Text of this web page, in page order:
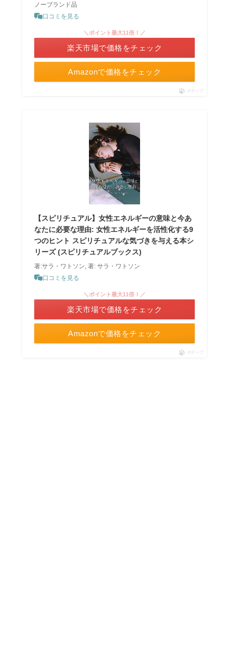
ノーブランド品
口コミを見る
Amazonで価格をチェック
＼ポイント最大11倍！／
楽天市場で価格をチェック
ポチップ
【スピリチュアル】女性エネルギーの意味と今あ
なたに必要な理由: 女性エネルギーを活性化する9
つのヒント スピリチュアルな気づきを与える本シ
リーズ (スピリチュアルブックス)
著:サラ・ワトソン, 著: サラ・ワトソン
口コミを見る
Amazonで価格をチェック
＼ポイント最大11倍！／
楽天市場で価格をチェック
ポチップ